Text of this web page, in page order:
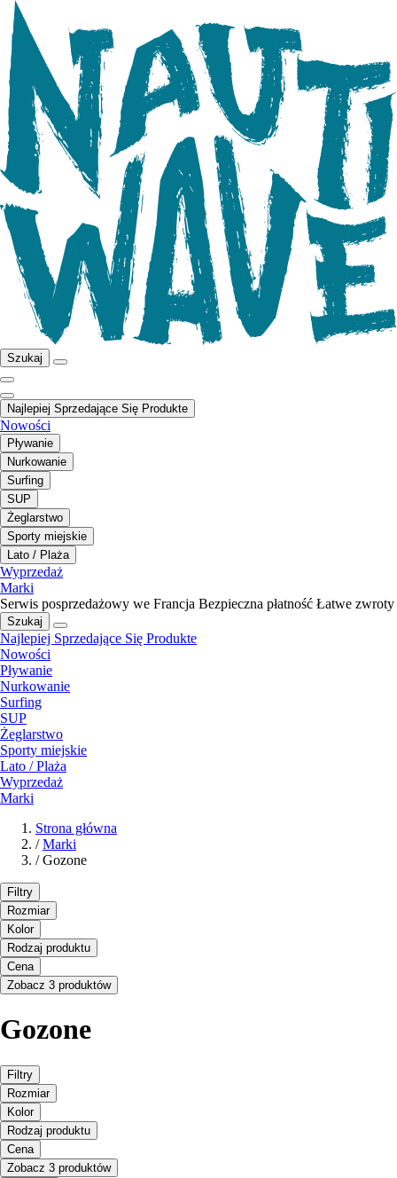
Szukaj
Najlepiej Sprzedające Się Produkte
Nowości
Pływanie
Nurkowanie
Surfing
SUP
Żeglarstwo
Sporty miejskie
Lato / Plaża
Wyprzedaż
Marki
Serwis posprzedażowy we Francja Bezpieczna płatność Łatwe zwroty
Szukaj
Najlepiej Sprzedające Się Produkte
Nowości
Pływanie
Nurkowanie
Surfing
SUP
Żeglarstwo
Sporty miejskie
Lato / Plaża
Wyprzedaż
Marki
Strona główna
/ Marki
/ Gozone
Filtry
Rozmiar
Kolor
Rodzaj produktu
Cena
Zobacz 3 produktów
Gozone
Filtry
Rozmiar
Kolor
Rodzaj produktu
Cena
Zobacz 3 produktów